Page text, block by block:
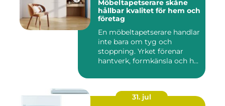
Möbeltapetserare skåne
hållbar kvalitet för hem och
företag
En möbeltapetserare handlar
inte bara om tyg och
stoppning. Yrket förenar
hantverk, formkänsla och h...
31. jul